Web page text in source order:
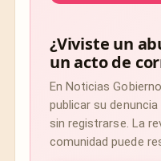
¿Viviste un
un acto de
En Noticias
publicar su
sin registrarse. La
comunidad puede